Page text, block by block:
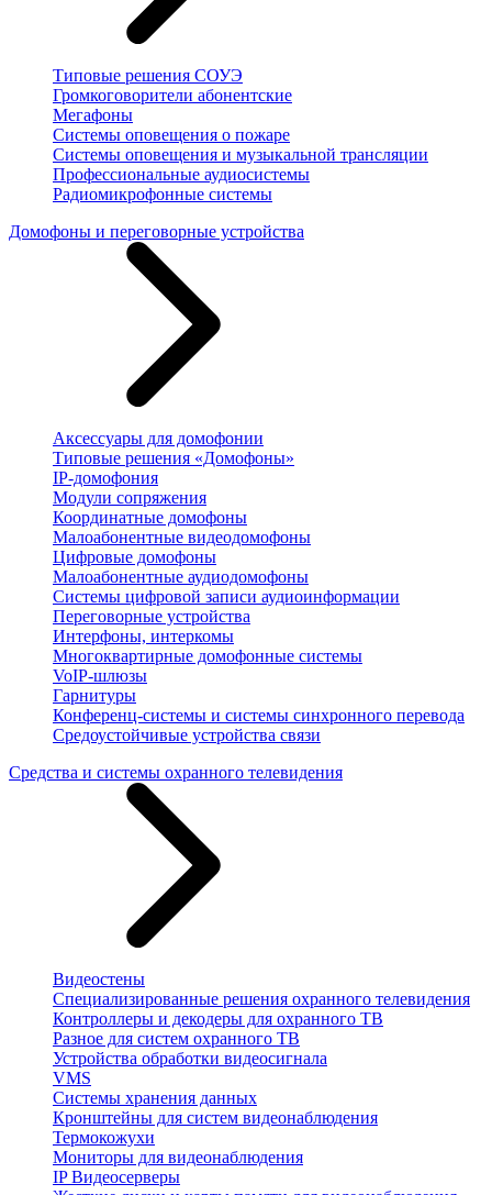
Типовые решения СОУЭ
Громкоговорители абонентские
Мегафоны
Системы оповещения о пожаре
Системы оповещения и музыкальной трансляции
Профессиональные аудиосистемы
Радиомикрофонные системы
Домофоны и переговорные устройства
Аксессуары для домофонии
Типовые решения «Домофоны»
IP-домофония
Модули сопряжения
Координатные домофоны
Малоабонентные видеодомофоны
Цифровые домофоны
Малоабонентные аудиодомофоны
Системы цифровой записи аудиоинформации
Переговорные устройства
Интерфоны, интеркомы
Многоквартирные домофонные системы
VoIP-шлюзы
Гарнитуры
Конференц-системы и системы синхронного перевода
Средоустойчивые устройства связи
Средства и системы охранного телевидения
Видеостены
Специализированные решения охранного телевидения
Контроллеры и декодеры для охранного ТВ
Разное для систем охранного ТВ
Устройства обработки видеосигнала
VMS
Системы хранения данных
Кронштейны для систем видеонаблюдения
Термокожухи
Мониторы для видеонаблюдения
IP Видеосерверы